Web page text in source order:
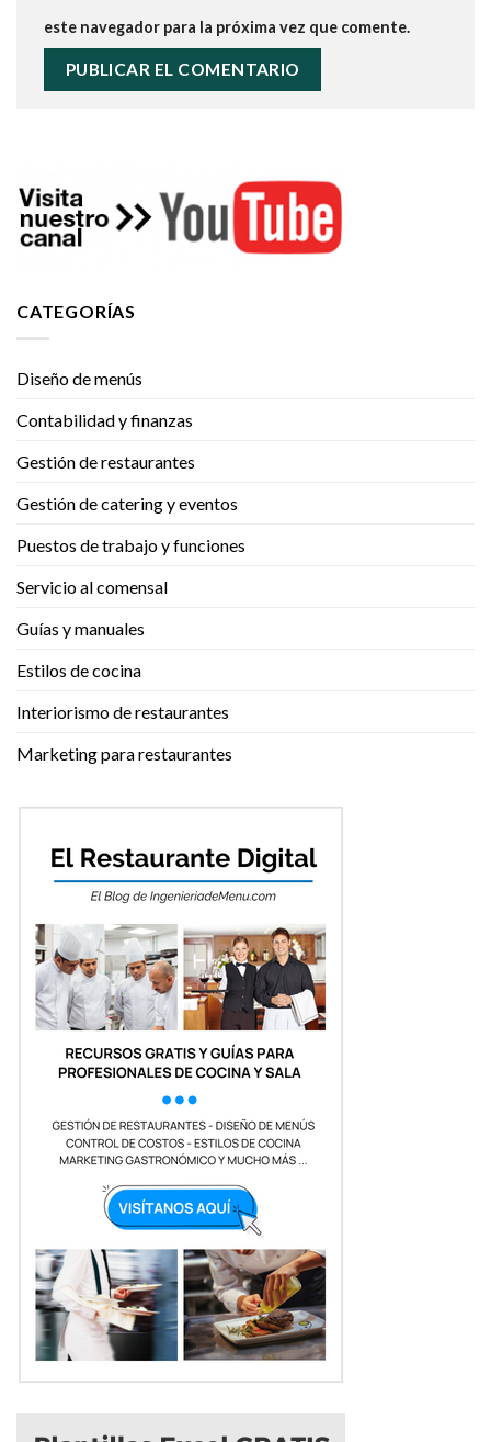
este navegador para la próxima vez que comente.
CATEGORÍAS
Diseño de menús
Contabilidad y finanzas
Gestión de restaurantes
Gestión de catering y eventos
Puestos de trabajo y funciones
Servicio al comensal
Guías y manuales
Estilos de cocina
Interiorismo de restaurantes
Marketing para restaurantes